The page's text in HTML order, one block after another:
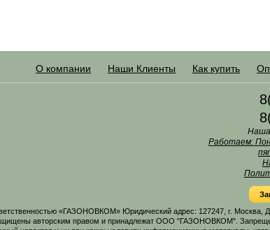
О компании Наши Клиенты Как купить
Работаем:
«ГАЗОНОВКОМ» Юридический адрес: 127247, г.
авторским правом и принадлежат ООО "ГАЗОНОВКОМ".